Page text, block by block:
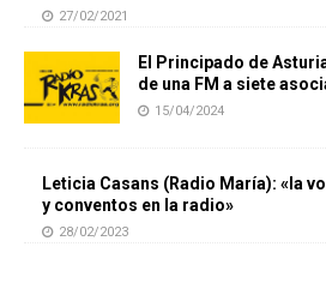
27/02/2021
El Principado de
de una FM a siete
15/04/2024
Leticia Casans (Radio María): «la
y conventos en la radio»
28/02/2023